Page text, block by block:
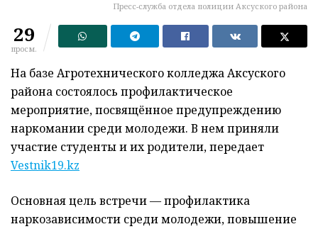
Пресс-служба отдела полиции Аксуского района
29
просм.
На базе Агротехнического колледжа Аксуского
района состоялось профилактическое
мероприятие, посвящённое предупреждению
наркомании среди молодежи. В нем приняли
участие студенты и их родители, передает
Vestnik19.kz
Основная цель встречи — профилактика
наркозависимости среди молодежи, повышение